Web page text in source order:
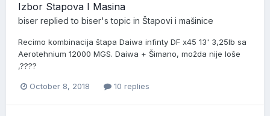
Izbor Stapova I Masina
biser replied to biser's topic in Štapovi i mašinice
Recimo kombinacija štapa Daiwa infinty DF x45 13' 3,25lb sa
Aerotehnium 12000 MGS. Daiwa + Šimano, možda nije loše
,????
October 8, 2018 10 replies